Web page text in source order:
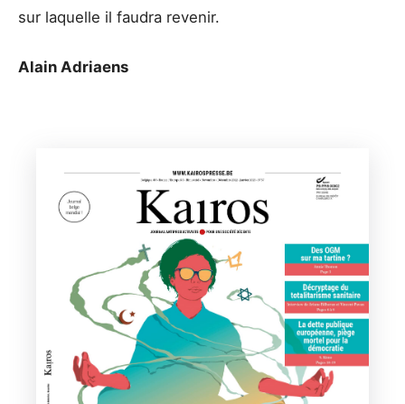
sur laquelle il faudra revenir.
Alain Adriaens